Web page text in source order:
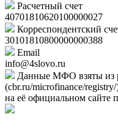
Расчетный счет
40701810620100000027
Корреспондентский
30101810800000000388
Email
info@4slovo.ru
Данные МФО взяты из
(cbr.ru/microfinance/
на её официальном сайте